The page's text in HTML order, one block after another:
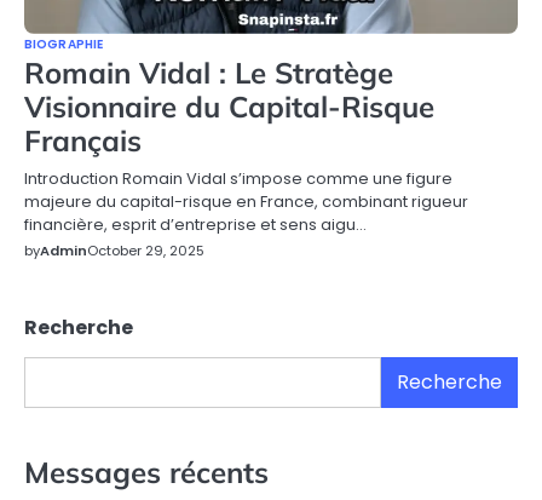
BIOGRAPHIE
Romain Vidal : Le Stratège
Visionnaire du Capital-Risque
Français
Introduction Romain Vidal s’impose comme une figure
majeure du capital-risque en France, combinant rigueur
financière, esprit d’entreprise et sens aigu…
byAdminOctober 29, 2025
Recherche
Recherche
Messages récents